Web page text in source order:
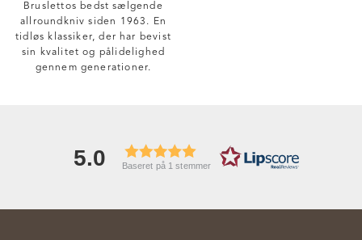
Bruslettos bedst sælgende
allroundkniv siden 1963. En
tidløs klassiker, der har bevist
sin kvalitet og pålidelighed
gennem generationer.
5.0 Baseret på 1 stemmer